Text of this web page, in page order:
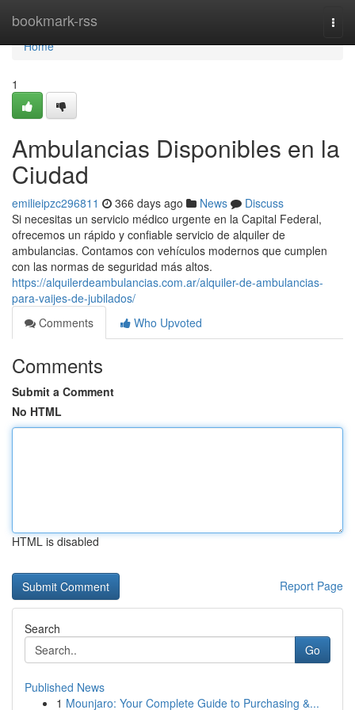
bookmark-rss
Home
Home
1
Ambulancias Disponibles en la
Ciudad
emilieipzc296811 366 days ago News
Discuss
Si necesitas un servicio médico urgente en la Capital Federal,
ofrecemos un rápido y confiable servicio de alquiler de
ambulancias. Contamos con vehículos modernos que cumplen
con las normas de seguridad más altos.
https://alquilerdeambulancias.com.ar/alquiler-de-ambulancias-
para-vaijes-de-jubilados/
Comments
Who Upvoted
Comments
Submit a Comment
No HTML
HTML is disabled
Report Page
Search
Go
Published News
1 Mounjaro: Your Complete Guide to Purchasing &...